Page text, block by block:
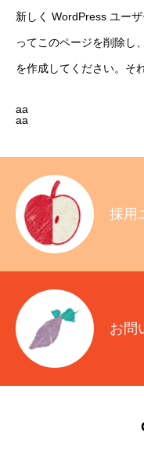
新しく WordPress ユーザ
ってこのページを削除し
を作成してください。そ
aa
aa
採用
お問